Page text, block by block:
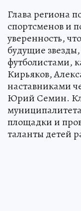
Глава региона
спортсменов и
уверенность,
будущие
футболистами,
Кирьяков,
наставниками
Юрий Семин.
площадки и
таланты детей